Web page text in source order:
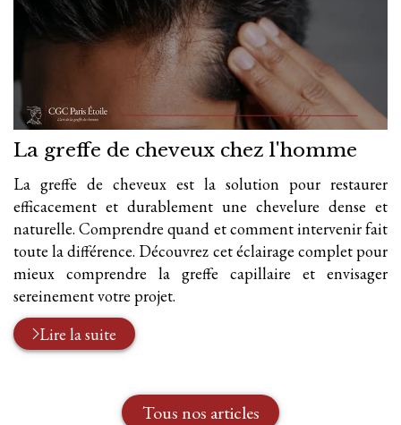
La greffe de cheveux chez l'homme
La greffe de cheveux est la solution pour restaurer
efficacement et durablement une chevelure dense et
naturelle. Comprendre quand et comment intervenir fait
toute la différence. Découvrez cet éclairage complet pour
mieux comprendre la greffe capillaire et envisager
sereinement votre projet.
Lire la suite
Tous nos articles